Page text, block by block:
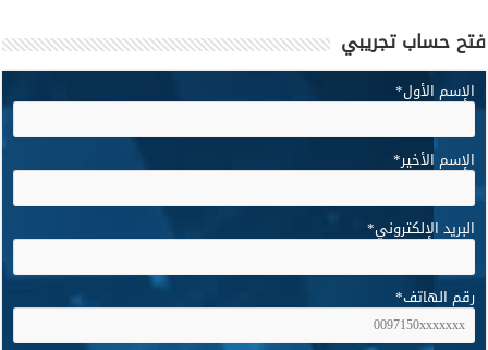
فتح حساب تجريبي
الإسم الأول*
الإسم الأخير*
البريد الإلكتروني*
رقم الهاتف*